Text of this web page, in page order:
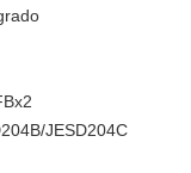
JESD204C